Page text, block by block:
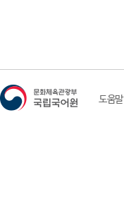
도움말